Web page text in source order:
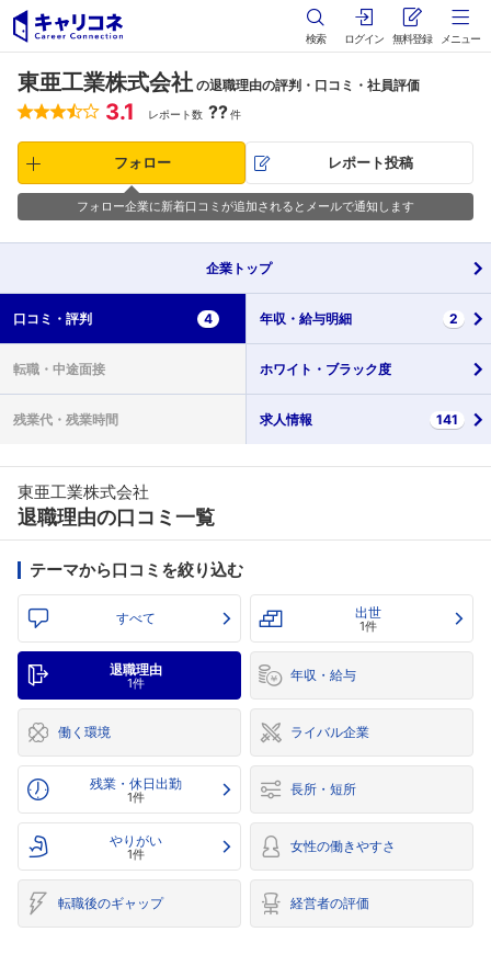
検索 ログイン 無料登録 メニュー
東亜工業株式会社 の退職理由の評判・口コミ・社員評価
3.1 レポート数 ??件
フォロー レポート投稿
フォロー企業に新着口コミが追加されるとメールで通知します
企業 トップ
口コミ・ 評判 4 年収・ 給与明細 2
転職・ 中途面接 ホワイト・ ブラック度
残業代・ 残業時間 求人情報 141
東亜工業株式会社
退職理由の口コミ一覧
テーマから口コミを絞り込む
すべて 出世
1件
退職理由
1件 年収・給与
働く環境 ライバル企業
残業・休日出勤
1件 長所・短所
やりがい
1件 女性の働きやすさ
転職後のギャップ 経営者の評価